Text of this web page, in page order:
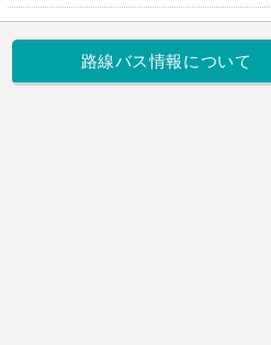
路線バス情報について